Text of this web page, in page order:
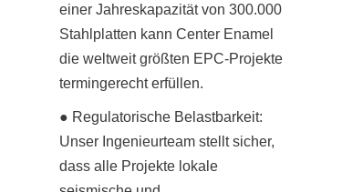
einer Jahreskapazität von 300.000
Stahlplatten kann Center Enamel
die weltweit größten EPC-Projekte
termingerecht erfüllen.
● Regulatorische Belastbarkeit:
Unser Ingenieurteam stellt sicher,
dass alle Projekte lokale